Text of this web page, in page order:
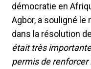
démocratie en
Agbor, a souligné
dans la résolution
était très
permis de